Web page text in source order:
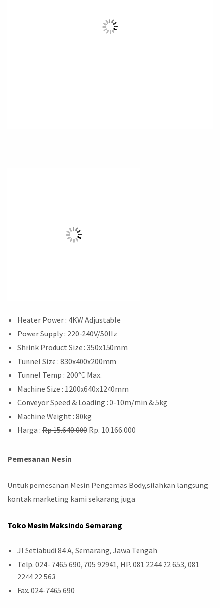
Heater Power : 4KW Adjustable
Power Supply : 220-240V/50Hz
Shrink Product Size : 350x150mm
Tunnel Size : 830x400x200mm
Tunnel Temp : 200°C Max.
Machine Size : 1200x640x1240mm
Conveyor Speed & Loading : 0-10m/min & 5kg
Machine Weight : 80kg
Harga : Rp 15.640.000 Rp. 10.166.000
Pemesanan Mesin
Untuk pemesanan Mesin Pengemas Body,silahkan langsung
kontak marketing kami sekarang juga
Toko Mesin Maksindo Semarang
Jl Setiabudi 84 A, Semarang, Jawa Tengah
Telp. 024- 7465 690, 705 92941, HP. 081 2244 22 653, 081
2244 22 563
Fax. 024-7465 690